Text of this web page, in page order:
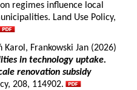
regimes influence local
Land Use Policy,
Karol, Frankowski Jan (2026)
in technology uptake.
renovation subsidy
208, 114902.